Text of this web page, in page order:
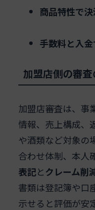
商品特性で
手数料と入金
加盟店側の審
加盟店審査は、事
情報、売上構成、
や酒類など対象の
合わせ体制、本人
表記とクレーム削
書類は登記簿や口
示せると評価が安